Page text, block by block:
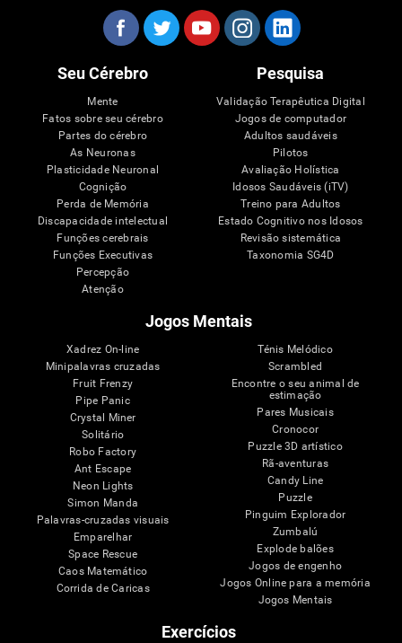
Seu Cérebro
Mente
Fatos sobre seu cérebro
Partes do cérebro
As Neuronas
Plasticidade Neuronal
Cognição
Perda de Memória
Discapacidade intelectual
Funções cerebrais
Funções Executivas
Percepção
Atenção
Pesquisa
Validação Terapêutica Digital
Jogos de computador
Adultos saudáveis
Pilotos
Avaliação Holística
Idosos Saudáveis (iTV)
Treino para Adultos
Estado Cognitivo nos Idosos
Revisão sistemática
Taxonomia SG4D
Jogos Mentais
Xadrez On-line
Minipalavras cruzadas
Fruit Frenzy
Pipe Panic
Crystal Miner
Solitário
Robo Factory
Ant Escape
Neon Lights
Simon Manda
Palavras-cruzadas visuais
Emparelhar
Space Rescue
Caos Matemático
Corrida de Caricas
Ténis Melódico
Scrambled
Encontre o seu animal de
estimação
Pares Musicais
Cronocor
Puzzle 3D artístico
Rã-aventuras
Candy Line
Puzzle
Pinguim Explorador
Zumbalú
Explode balões
Jogos de engenho
Jogos Online para a memória
Jogos Mentais
Exercícios